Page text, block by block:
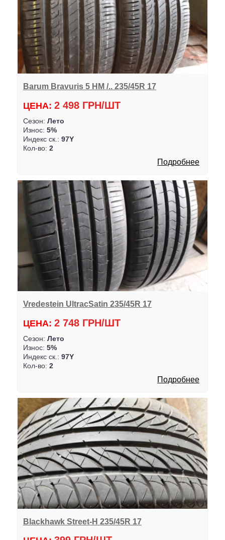
Barum Bravuris 5 HM /.. 235/45R 17
ЦЕНА: 2 498 ГРН/ШТ
Сезон: Лето
Износ: 5%
Индекс ск.: 97Y
Кол-во: 2
Подробнее
Vredestein UltracSatin 235/45R 17
ЦЕНА: 2 748 ГРН/ШТ
Сезон: Лето
Износ: 5%
Индекс ск.: 97Y
Кол-во: 2
Подробнее
Blackhawk Street-H 235/45R 17